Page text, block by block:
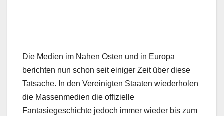
Die Medien im Nahen Osten und in Europa
berichten nun schon seit einiger Zeit über diese
Tatsache. In den Vereinigten Staaten wiederholen
die Massenmedien die offizielle
Fantasiegeschichte jedoch immer wieder bis zum